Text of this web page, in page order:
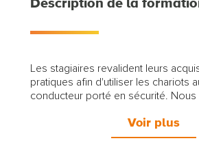
Description de la
Les stagiaires revalident leurs
pratiques afin d'utiliser les chariots
conducteur porté en sécurité. Nous
(Strasbourg, Colmar, Mulhouse), Champagne
Ardennes (Reims) et en Bourgogne
Voir plus